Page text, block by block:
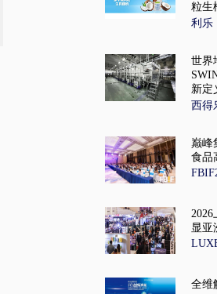
粒生
利乐
世界
新定
西得
巅峰
食品
显亚
全维